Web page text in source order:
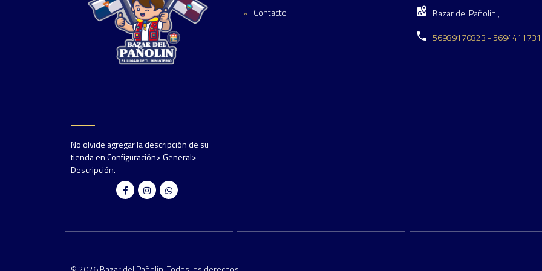
No olvide agregar la descripción de su
tienda en Configuración> General>
Descripción.
Contacto
Bazar del Pañolin ,
56989170823 -